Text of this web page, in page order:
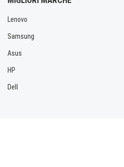
Lenovo
Samsung
Asus
HP
Dell